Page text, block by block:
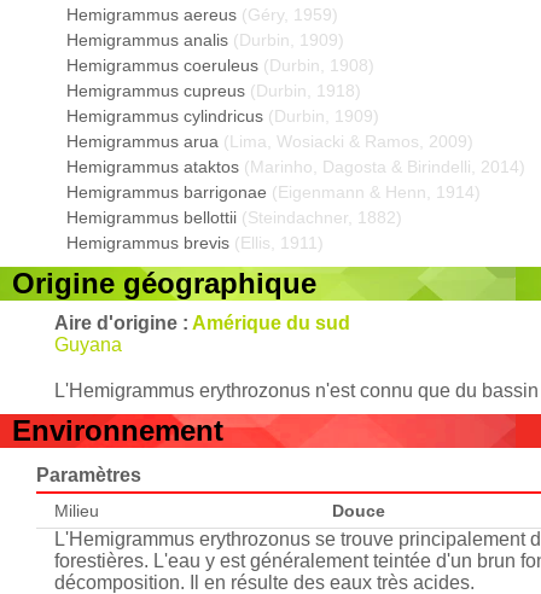
Hemigrammus aereus (Géry, 1959)
Hemigrammus analis (Durbin, 1909)
Hemigrammus coeruleus (Durbin, 1908)
Hemigrammus cupreus (Durbin, 1918)
Hemigrammus cylindricus (Durbin, 1909)
Hemigrammus arua (Lima, Wosiacki & Ramos, 2009)
Hemigrammus ataktos (Marinho, Dagosta & Birindelli, 2014)
Hemigrammus barrigonae (Eigenmann & Henn, 1914)
Hemigrammus bellottii (Steindachner, 1882)
Hemigrammus brevis (Ellis, 1911)
Origine géographique
Aire d'origine : Amérique du sud
Guyana
L'Hemigrammus erythrozonus n'est connu que du
Environnement
Paramètres
Milieu Douce
L'Hemigrammus erythrozonus se trouve
forestières. L'eau y est généralement teintée d'un brun
décomposition. Il en résulte des eaux très acides.